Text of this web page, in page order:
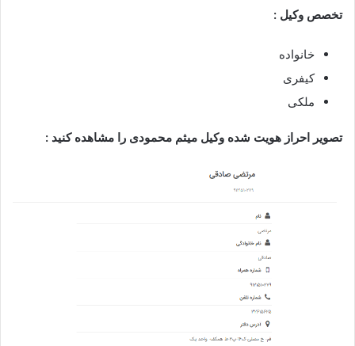
تخصص وکیل :
خانواده
کیفری
ملکی
تصویر احراز هویت شده وکیل میثم محمودی را مشاهده کنید :